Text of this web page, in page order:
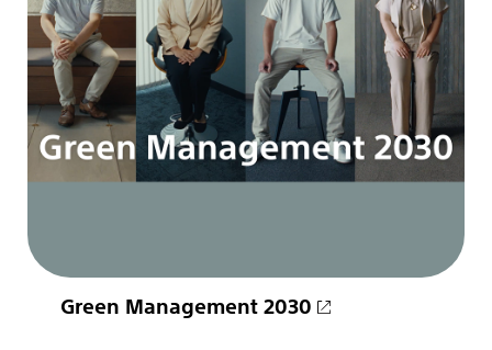
Green Management 2030